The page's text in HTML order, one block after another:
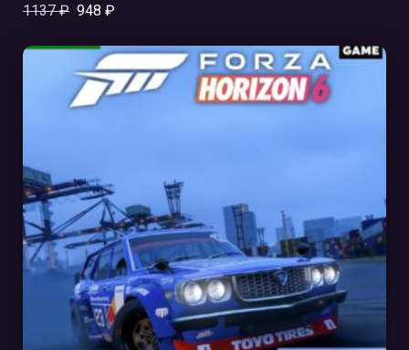
1137₽ 948 ₽
В КОРЗИНУ